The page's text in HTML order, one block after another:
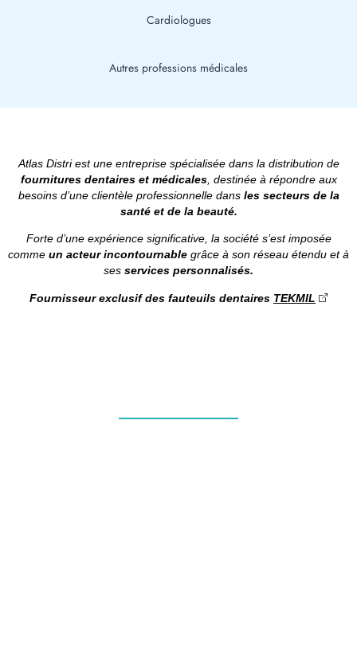
Cardiologues
Autres professions médicales
Atlas Distri est une entreprise spécialisée dans la distribution de
fournitures dentaires et médicales, destinée à répondre aux
besoins d’une clientèle professionnelle dans les secteurs de la
santé et de la beauté.
Forte d’une expérience significative, la société s’est imposée
comme un acteur incontournable grâce à son réseau étendu et à
ses services personnalisés.
Fournisseur exclusif des fauteuils dentaires TEKMIL